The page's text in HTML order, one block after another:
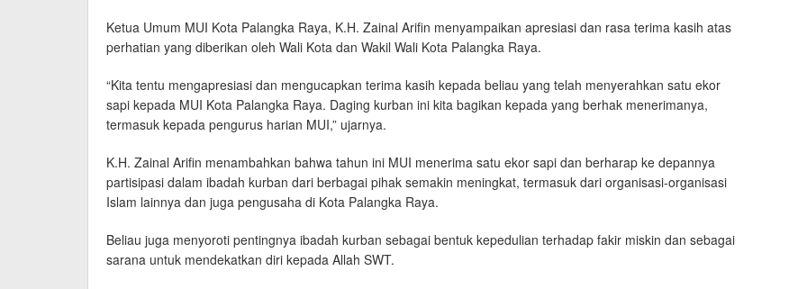
Ketua Umum MUI Kota Palangka Raya, K.H. Zainal Arifin menyampaikan apresiasi dan rasa terima kasih atas
perhatian yang diberikan oleh Wali Kota dan Wakil Wali Kota Palangka Raya.
“Kita tentu mengapresiasi dan mengucapkan terima kasih kepada beliau yang telah menyerahkan satu ekor
sapi kepada MUI Kota Palangka Raya. Daging kurban ini kita bagikan kepada yang berhak menerimanya,
termasuk kepada pengurus harian MUI,” ujarnya.
K.H. Zainal Arifin menambahkan bahwa tahun ini MUI menerima satu ekor sapi dan berharap ke depannya
partisipasi dalam ibadah kurban dari berbagai pihak semakin meningkat, termasuk dari organisasi-organisasi
Islam lainnya dan juga pengusaha di Kota Palangka Raya.
Beliau juga menyoroti pentingnya ibadah kurban sebagai bentuk kepedulian terhadap fakir miskin dan sebagai
sarana untuk mendekatkan diri kepada Allah SWT.